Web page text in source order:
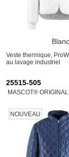
Blanc
Veste thermique,
au lavage industriel
25515-505
MASCOT®
NOUVEAU